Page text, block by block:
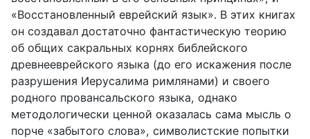
«Восстановленный еврейский язык». В этих книгах
он создавал достаточно фантастическую теорию
об общих сакральных корнях библейского
древнееврейского языка (до его искажения после
разрушения Иерусалима римлянами) и своего
родного провансальского языка, однако
методологически ценной оказалась сама мысль о
порче «забытого слова», символистские попытки